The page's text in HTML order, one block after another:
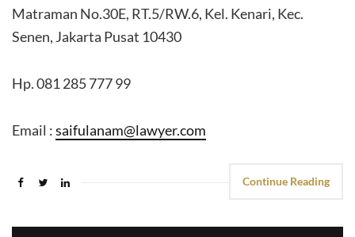
Matraman No.30E, RT.5/RW.6, Kel. Kenari, Kec.
Senen, Jakarta Pusat 10430
Hp. 081 285 777 99
Email :saifulanam@lawyer.com
Continue Reading